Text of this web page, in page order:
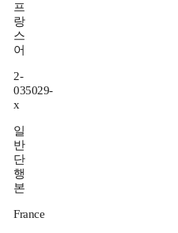
프
랑
스
어
2-
035029-
x
일
반
단
행
본
France